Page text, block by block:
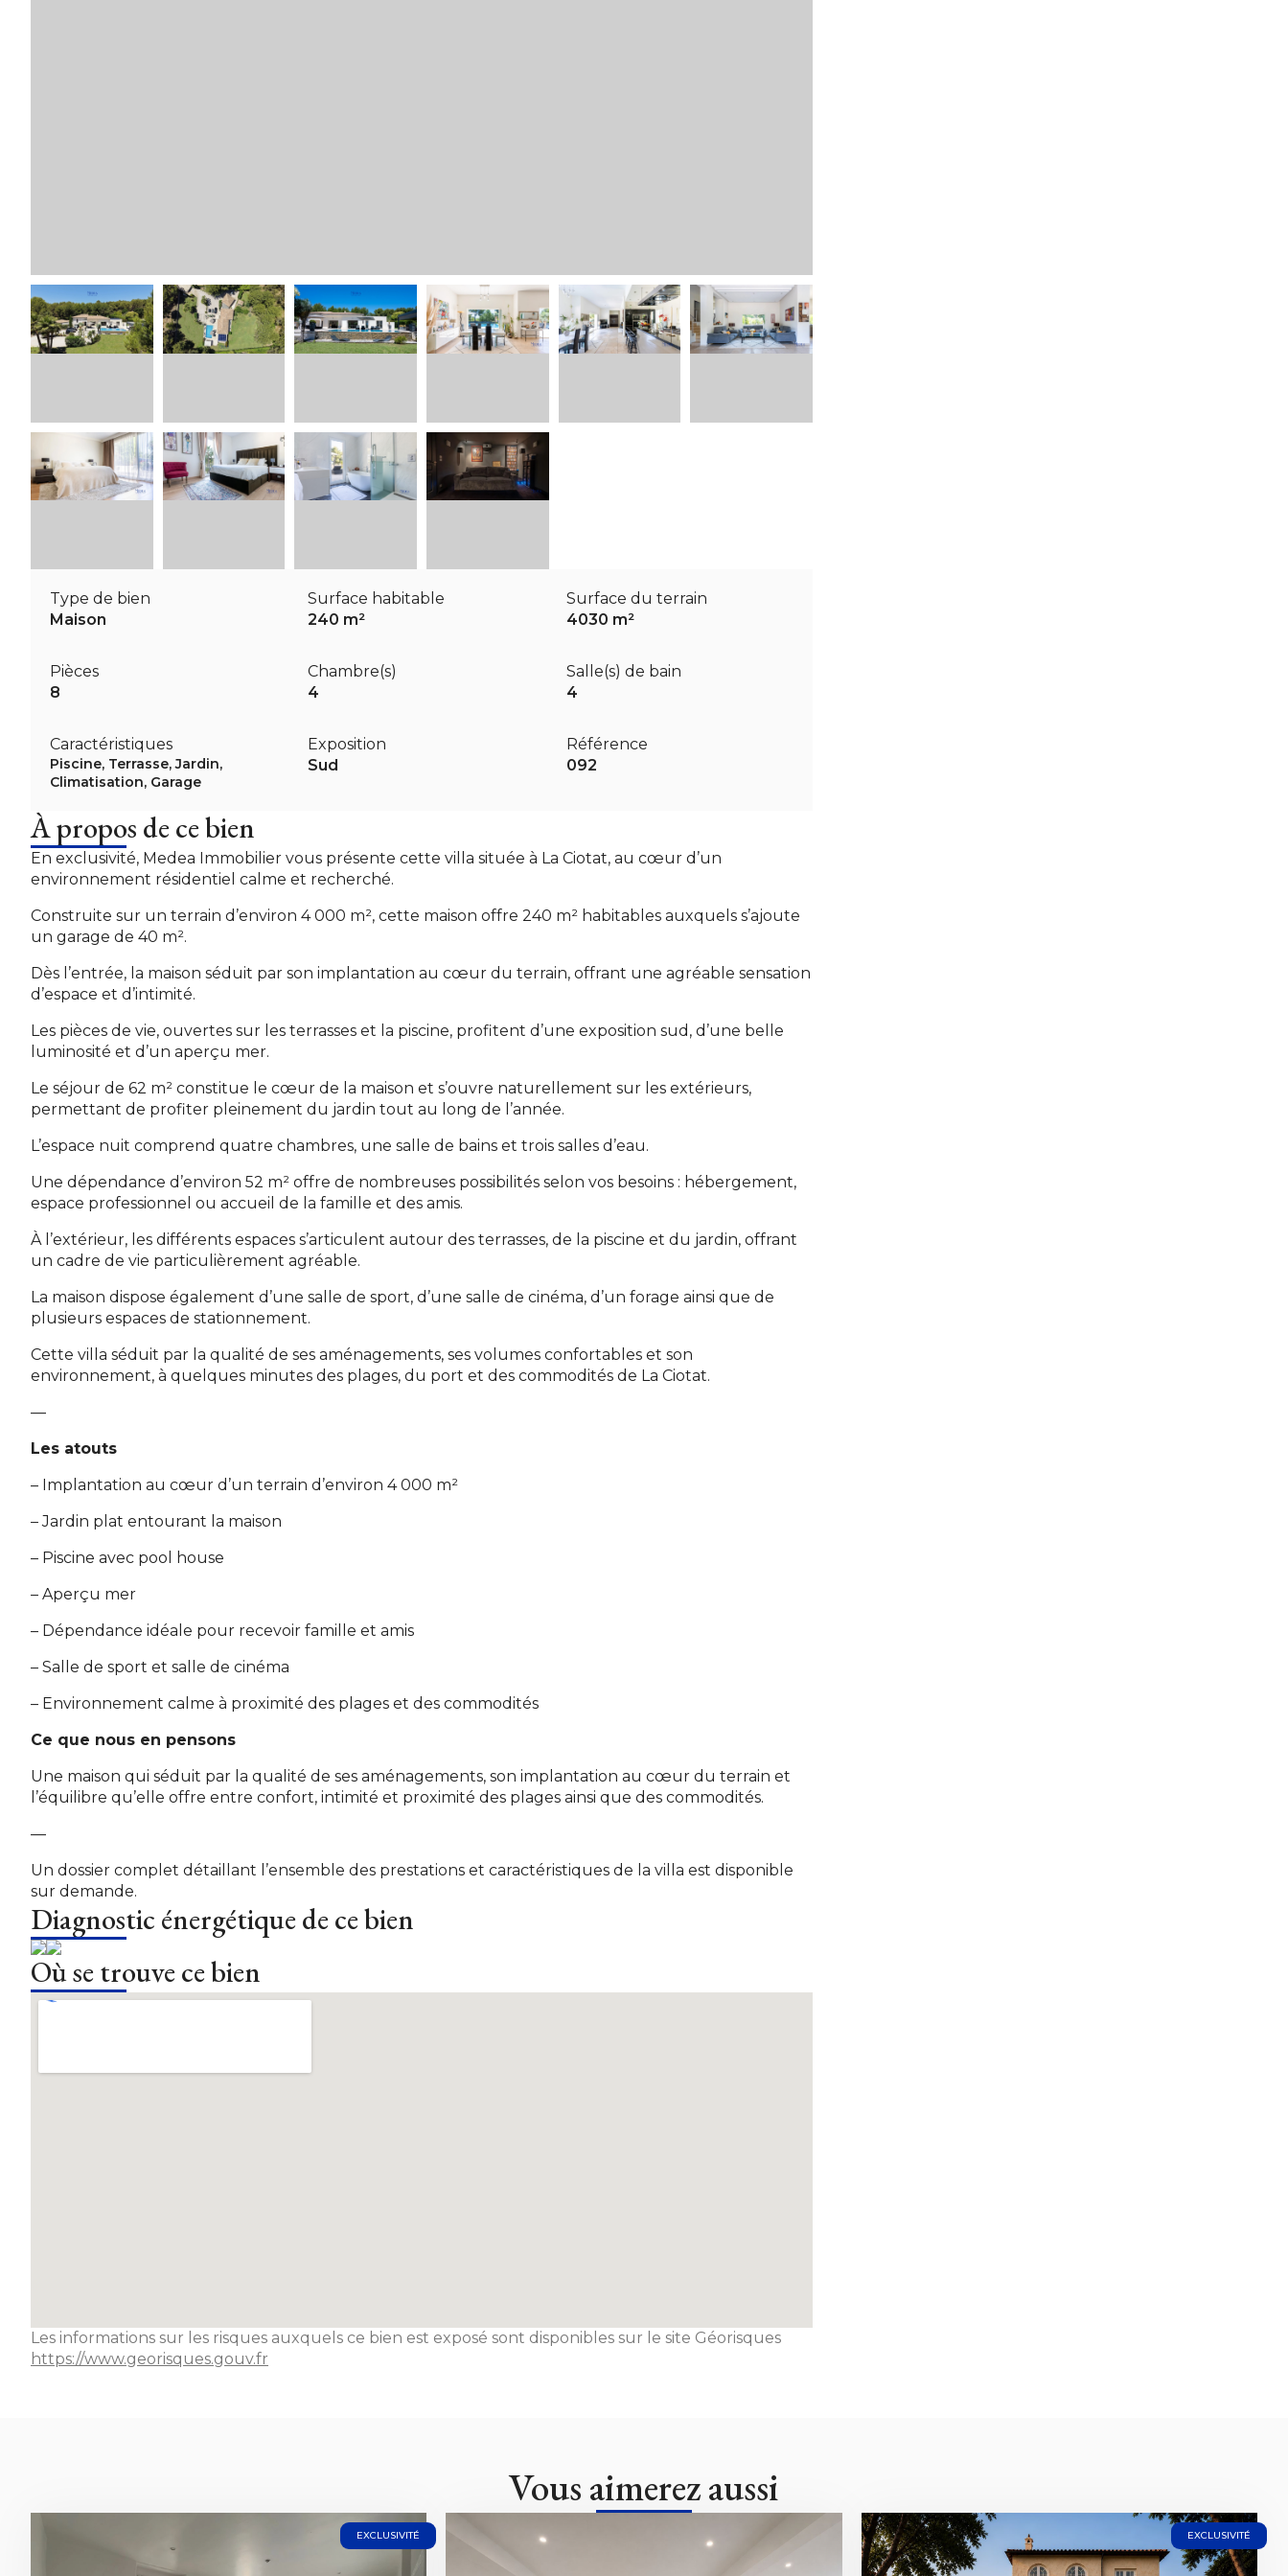
Type de bien
Maison
Surface habitable
240 m²
Surface du terrain
4030 m²
Pièces
8
Chambre(s)
4
Salle(s) de bain
4
Caractéristiques
Piscine, Terrasse, Jardin,
Climatisation, Garage
Exposition
Sud
Référence
092
À propos de ce bien
En exclusivité, Medea Immobilier vous présente cette villa située à La Ciotat, au cœur d’un
environnement résidentiel calme et recherché.
Construite sur un terrain d’environ 4 000 m², cette maison offre 240 m² habitables auxquels s’ajoute
un garage de 40 m².
Dès l’entrée, la maison séduit par son implantation au cœur du terrain, offrant une agréable sensation
d’espace et d’intimité.
Les pièces de vie, ouvertes sur les terrasses et la piscine, profitent d’une exposition sud, d’une belle
luminosité et d’un aperçu mer.
Le séjour de 62 m² constitue le cœur de la maison et s’ouvre naturellement sur les extérieurs,
permettant de profiter pleinement du jardin tout au long de l’année.
L’espace nuit comprend quatre chambres, une salle de bains et trois salles d’eau.
Une dépendance d’environ 52 m² offre de nombreuses possibilités selon vos besoins : hébergement,
espace professionnel ou accueil de la famille et des amis.
À l’extérieur, les différents espaces s’articulent autour des terrasses, de la piscine et du jardin, offrant
un cadre de vie particulièrement agréable.
La maison dispose également d’une salle de sport, d’une salle de cinéma, d’un forage ainsi que de
plusieurs espaces de stationnement.
Cette villa séduit par la qualité de ses aménagements, ses volumes confortables et son
environnement, à quelques minutes des plages, du port et des commodités de La Ciotat.
—
Les atouts
– Implantation au cœur d’un terrain d’environ 4 000 m²
– Jardin plat entourant la maison
– Piscine avec pool house
– Aperçu mer
– Dépendance idéale pour recevoir famille et amis
– Salle de sport et salle de cinéma
– Environnement calme à proximité des plages et des commodités
Ce que nous en pensons
Une maison qui séduit par la qualité de ses aménagements, son implantation au cœur du terrain et
l’équilibre qu’elle offre entre confort, intimité et proximité des plages ainsi que des commodités.
—
Un dossier complet détaillant l’ensemble des prestations et caractéristiques de la villa est disponible
sur demande.
Diagnostic énergétique de ce bien
Où se trouve ce bien
Les informations sur les risques auxquels ce bien est exposé sont disponibles sur le site Géorisques
https://www.georisques.gouv.fr
Vous aimerez aussi
EXCLUSIVITÉ EXCLUSIVITÉ